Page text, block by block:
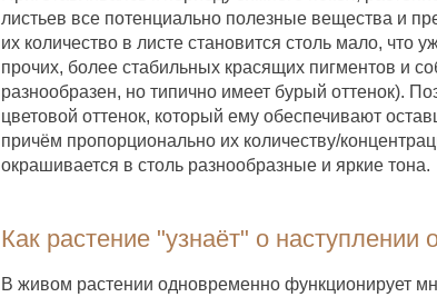
листьев все потенциально полезные вещества и
их количество в листе становится столь мало, что
прочих, более стабильных красящих пигментов и
разнообразен, но типично имеет бурый оттенок).
цветовой оттенок, который ему обеспечивают
причём пропорционально их количеству/
окрашивается в столь разнообразные и яркие тона.
Как растение "узнаёт" о наступлении
В живом растении одновременно функционирует